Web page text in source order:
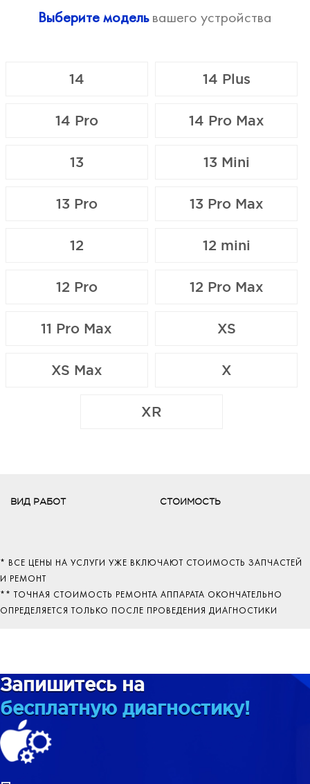
Выберите модельвашего устройства
14 14 Plus
14 Pro 14 Pro Max
13 13 Mini
13 Pro 13 Pro Max
12 12 mini
12 Pro 12 Pro Max
11 Pro Max XS
XS Max X
XR
ВИД РАБОТ СТОИМОСТЬ
* ВСЕ ЦЕНЫ НА УСЛУГИ УЖЕ ВКЛЮЧАЮТ СТОИМОСТЬ ЗАПЧАСТЕЙ
И РЕМОНТ
** ТОЧНАЯ СТОИМОСТЬ РЕМОНТА АППАРАТА ОКОНЧАТЕЛЬНО
ОПРЕДЕЛЯЕТСЯ ТОЛЬКО ПОСЛЕ ПРОВЕДЕНИЯ ДИАГНОСТИКИ
Запишитесь на
бесплатную диагностику!